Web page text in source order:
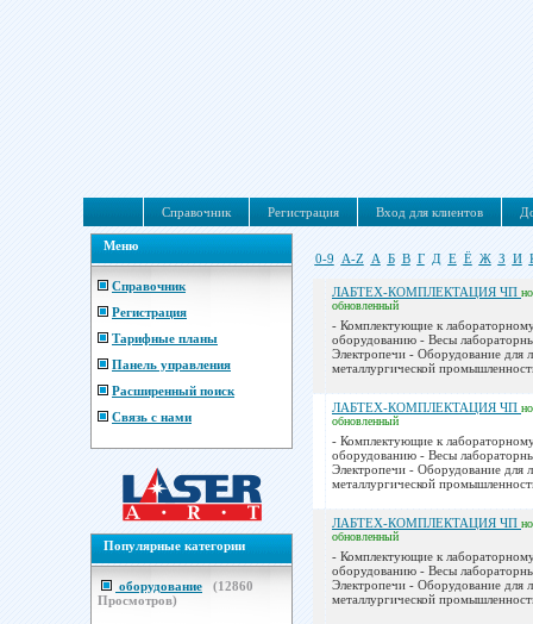
Справочник Регистрация Вход для клиентов
Меню
Справочник
Регистрация
Тарифные планы
Панель управления
Расширенный поиск
Связь с нами
Популярные категории
оборудование (12860
Просмотров)
0-9 A-Z А Б В Г Д Е Ё Ж З И
ЛАБТЕХ-КОМПЛЕКТАЦИЯ ЧП
обновленный
- Комплектующие к
оборудованию - Весы
Электропечи - Оборудование для
металлургической
ЛАБТЕХ-КОМПЛЕКТАЦИЯ ЧП
обновленный
- Комплектующие к
оборудованию - Весы
Электропечи - Оборудование для
металлургической
ЛАБТЕХ-КОМПЛЕКТАЦИЯ ЧП
обновленный
- Комплектующие к
оборудованию - Весы
Электропечи - Оборудование для
металлургической